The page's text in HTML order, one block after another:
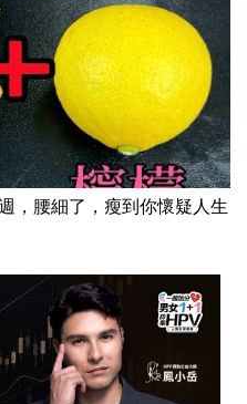
，腰細了，瘦到你懷疑人生